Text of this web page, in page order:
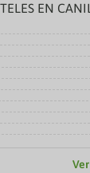
EN